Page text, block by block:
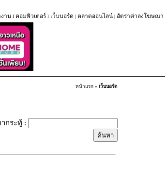
าน l คอมพิวเตอร์ l เว็บบอร์ด | ตลาดออนไลน์ | อัตราค่าลงโฆษณา
หน้าแรก » เว็บบอร์ด
กระทู้ :